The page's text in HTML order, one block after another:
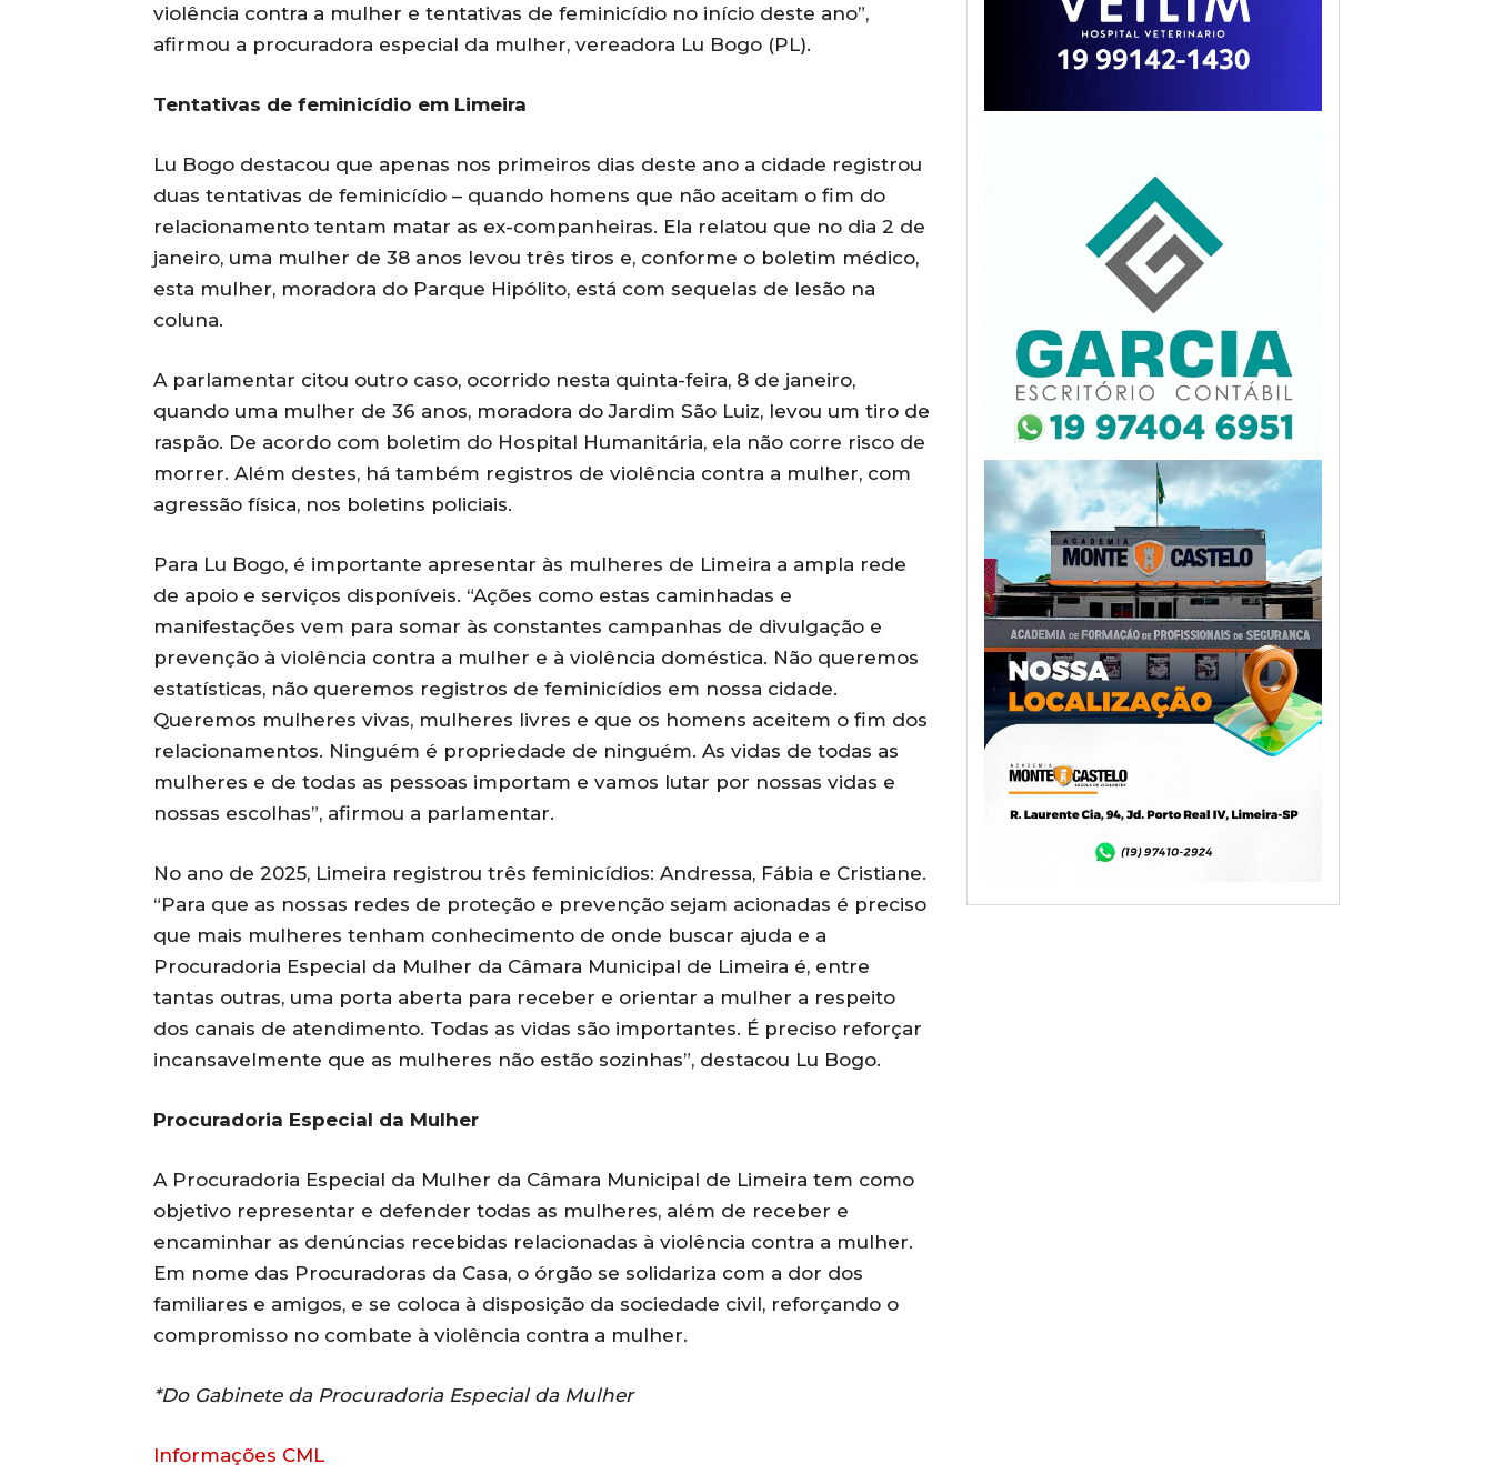
violência contra a mulher e tentativas de feminicídio no início deste ano”,
afirmou a procuradora especial da mulher, vereadora Lu Bogo (PL).
Tentativas de feminicídio em Limeira
Lu Bogo destacou que apenas nos primeiros dias deste ano a cidade registrou
duas tentativas de feminicídio – quando homens que não aceitam o fim do
relacionamento tentam matar as ex-companheiras. Ela relatou que no dia 2 de
janeiro, uma mulher de 38 anos levou três tiros e, conforme o boletim médico,
esta mulher, moradora do Parque Hipólito, está com sequelas de lesão na
coluna.
A parlamentar citou outro caso, ocorrido nesta quinta-feira, 8 de janeiro,
quando uma mulher de 36 anos, moradora do Jardim São Luiz, levou um tiro de
raspão. De acordo com boletim do Hospital Humanitária, ela não corre risco de
morrer. Além destes, há também registros de violência contra a mulher, com
agressão física, nos boletins policiais.
Para Lu Bogo, é importante apresentar às mulheres de Limeira a ampla rede
de apoio e serviços disponíveis. “Ações como estas caminhadas e
manifestações vem para somar às constantes campanhas de divulgação e
prevenção à violência contra a mulher e à violência doméstica. Não queremos
estatísticas, não queremos registros de feminicídios em nossa cidade.
Queremos mulheres vivas, mulheres livres e que os homens aceitem o fim dos
relacionamentos. Ninguém é propriedade de ninguém. As vidas de todas as
mulheres e de todas as pessoas importam e vamos lutar por nossas vidas e
nossas escolhas”, afirmou a parlamentar.
No ano de 2025, Limeira registrou três feminicídios: Andressa, Fábia e Cristiane.
“Para que as nossas redes de proteção e prevenção sejam acionadas é preciso
que mais mulheres tenham conhecimento de onde buscar ajuda e a
Procuradoria Especial da Mulher da Câmara Municipal de Limeira é, entre
tantas outras, uma porta aberta para receber e orientar a mulher a respeito
dos canais de atendimento. Todas as vidas são importantes. É preciso reforçar
incansavelmente que as mulheres não estão sozinhas”, destacou Lu Bogo.
Procuradoria Especial da Mulher
A Procuradoria Especial da Mulher da Câmara Municipal de Limeira tem como
objetivo representar e defender todas as mulheres, além de receber e
encaminhar as denúncias recebidas relacionadas à violência contra a mulher.
Em nome das Procuradoras da Casa, o órgão se solidariza com a dor dos
familiares e amigos, e se coloca à disposição da sociedade civil, reforçando o
compromisso no combate à violência contra a mulher.
*Do Gabinete da Procuradoria Especial da Mulher
Informações CML